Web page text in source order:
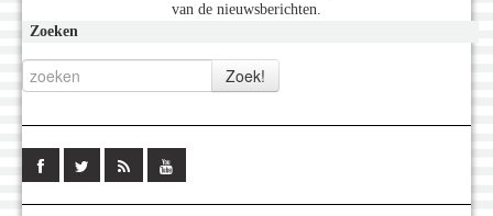
van de nieuwsberichten.
Zoeken